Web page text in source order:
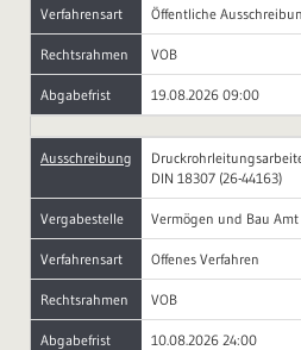
Verfahrensart Öffentliche
Rechtsrahmen VOB
Abgabefrist 19.08.2026 09:00
Ausschreibung
DIN 18307 (26-44163)
Vergabestelle Vermögen und Bau
Verfahrensart Offenes Verfahren
Rechtsrahmen VOB
Abgabefrist 10.08.2026 24:00